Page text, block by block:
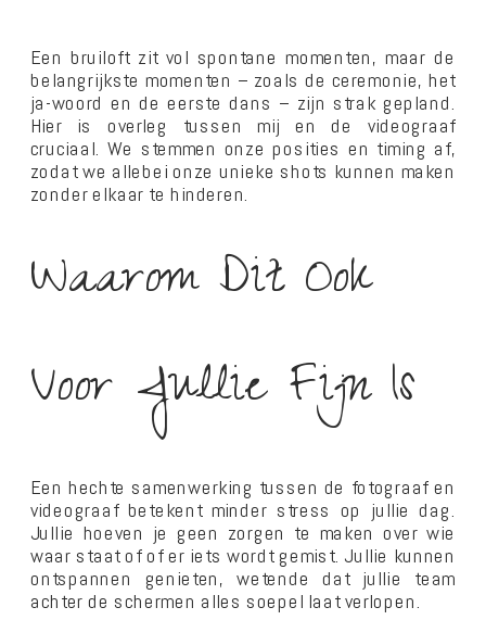
Een bruiloft zit vol spontane momenten, maar de
belangrijkste momenten – zoals de ceremonie, het
ja-woord en de eerste dans – zijn strak gepland.
Hier is overleg tussen mij en de videograaf
cruciaal. We stemmen onze posities en timing af,
zodat we allebei onze unieke shots kunnen maken
zonder elkaar te hinderen.
Waarom Dit Ook
Voor Jullie Fijn Is
Een hechte samenwerking tussen de fotograaf en
videograaf betekent minder stress op jullie dag.
Jullie hoeven je geen zorgen te maken over wie
waar staat of of er iets wordt gemist. Jullie kunnen
ontspannen genieten, wetende dat jullie team
achter de schermen alles soepel laat verlopen.